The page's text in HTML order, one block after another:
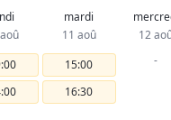
mardi
11 aoû
15:00
16:30
12
-